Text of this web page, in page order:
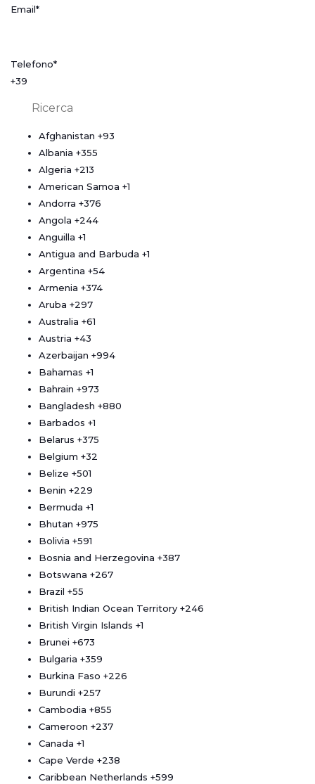
Email*
Telefono*
+39
Afghanistan +93
Albania +355
Algeria +213
American Samoa +1
Andorra +376
Angola +244
Anguilla +1
Antigua and Barbuda +1
Argentina +54
Armenia +374
Aruba +297
Australia +61
Austria +43
Azerbaijan +994
Bahamas +1
Bahrain +973
Bangladesh +880
Barbados +1
Belarus +375
Belgium +32
Belize +501
Benin +229
Bermuda +1
Bhutan +975
Bolivia +591
Bosnia and Herzegovina +387
Botswana +267
Brazil +55
British Indian Ocean Territory +246
British Virgin Islands +1
Brunei +673
Bulgaria +359
Burkina Faso +226
Burundi +257
Cambodia +855
Cameroon +237
Canada +1
Cape Verde +238
Caribbean Netherlands +599